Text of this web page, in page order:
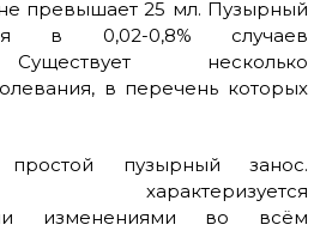
превышает 25 мл. Пузырный
в 0,02-0,8% случаев
несколько
в перечень которых
пузырный занос.
характеризуется
изменениями во всём